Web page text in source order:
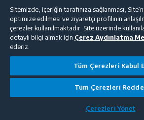
fonksiyonları ve daha kapsamlı bir içerik
Android TV daha çok bir işletim sistemi
Google TV, Android TV platformunun
zengin bir kullanıcı arayüzü ve deneyimi
Google TV İnternete Bağlanır
Evet, Google TV internete bağlanabilir.
tam olarak yararlanabilmek için internet
hizmetlerine, uygulamalara ve diğer online
Sitemizde, içeriğin tarafınıza sağlanması,
optimize edilmesi ve ziyaretçi profilinin
çerezler kullanılmaktadır. Site üzerinde
detaylı bilgi almak için Çerez Aydınlatma
ederiz.
Tüm Çerezleri Kabul
Tüm Çerezleri
Çerezleri Yönet